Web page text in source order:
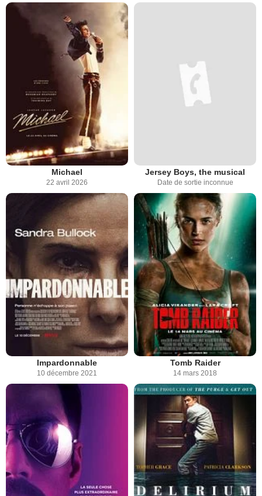
Michael
22 avril 2026
Jersey Boys, the musical
Date de sortie inconnue
Impardonnable
10 décembre 2021
Tomb Raider
14 mars 2018